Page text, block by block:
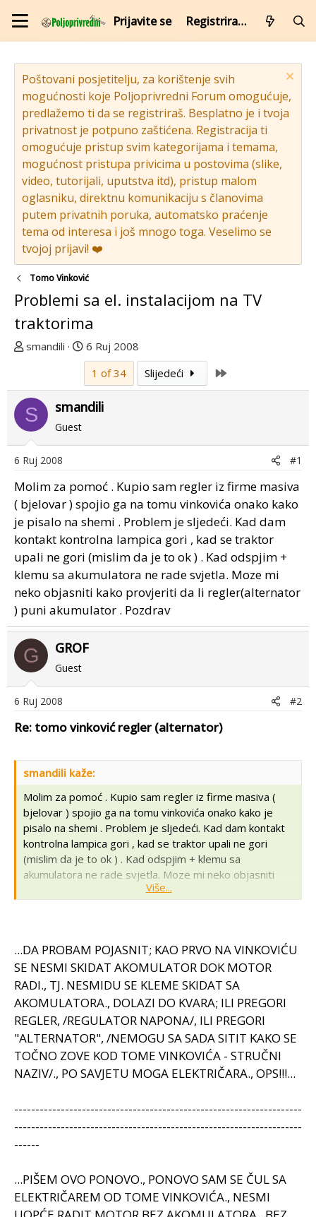
Prijavite se Registrirajte se
Poštovani posjetitelju, za korištenje svih
mogućnosti koje Poljoprivredni Forum omogućuje,
predlažemo ti da se registriraš. Besplatno je i tvoja
privatnost je potpuno zaštićena. Registracija ti
omogućuje pristup svim kategorijama i temama,
mogućnost pristupa privicima u postovima (slike,
video, tutorijali, uputstva itd), pristup malom
oglasniku, direktnu komunikaciju s članovima
putem privatnih poruka, automatsko praćenje
tema od interesa i još mnogo toga. Veselimo se
tvojoj prijavi! ❤️
Tomo Vinković
Problemi sa el. instalacijom na TV
traktorima
T
u
p
o
r
e
n
u
o
smandili
D
a
u
m
o
g
p
o
t
a
6 Ruj 2008
1 of 34
Slijedeći
S smandili
Guest
6 Ruj 2008 #1
Molim za pomoć . Kupio sam regler iz firme masiva
( bjelovar ) spojio ga na tomu vinkovića onako kako
je pisalo na shemi . Problem je sljedeći. Kad dam
kontakt kontrolna lampica gori , kad se traktor
upali ne gori (mislim da je to ok ) . Kad odspjim +
klemu sa akumulatora ne rade svjetla. Moze mi
neko objasniti kako provjeriti da li regler(alternator
) puni akumulator . Pozdrav
G GROF
Guest
6 Ruj 2008 #2
Re: tomo vinković regler (alternator)
smandili kaže:
Molim za pomoć . Kupio sam regler iz firme masiva (
bjelovar ) spojio ga na tomu vinkovića onako kako je
pisalo na shemi . Problem je sljedeći. Kad dam kontakt
kontrolna lampica gori , kad se traktor upali ne gori
(mislim da je to ok ) . Kad odspjim + klemu sa
akumulatora ne rade svjetla. Moze mi neko objasniti
kako provjeriti da li regler(alternator ) puni akumulator .
Više...
...DA PROBAM POJASNIT; KAO PRVO NA VINKOVIĆU
SE NESMI SKIDAT AKOMULATOR DOK MOTOR
RADI., TJ. NESMIDU SE KLEME SKIDAT SA
AKOMULATORA., DOLAZI DO KVARA; ILI PREGORI
REGLER, /REGULATOR NAPONA/, ILI PREGORI
"ALTERNATOR", /NEMOGU SA SADA SITIT KAKO SE
TOČNO ZOVE KOD TOME VINKOVIĆA - STRUČNI
NAZIV/., PO SAVJETU MOGA ELEKTRIČARA., OPS!!!...
--------------------------------------------------------------------
--------------------------------------------------------------------
------
...PIŠEM OVO PONOVO., PONOVO SAM SE ČUL SA
ELEKTRIČAREM OD TOME VINKOVIĆA., NESMI